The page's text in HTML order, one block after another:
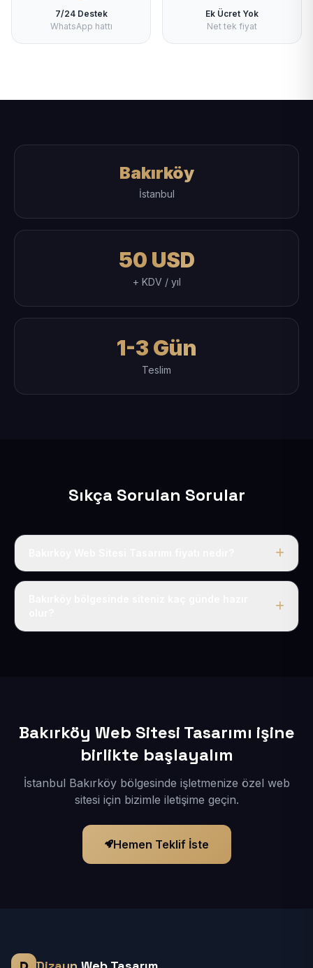
7/24 Destek
WhatsApp hattı
Ek Ücret Yok
Net tek fiyat
Bakırköy
İstanbul
50 USD
+ KDV / yıl
1-3 Gün
Teslim
Sıkça Sorulan Sorular
Tek fiyat uygulanır: yıllık 50 USD + KDV. Bu bedele alan
Bakırköy Web Sitesi Tasarımı işine
birlikte başlayalım
İstanbul Bakırköy bölgesinde işletmenize özel web
sitesi için bizimle iletişime geçin.
Hemen Teklif İste